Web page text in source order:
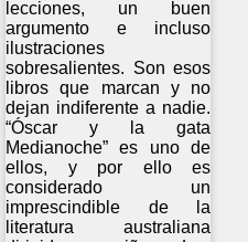
lecciones, un buen
argumento e incluso
ilustraciones
sobresalientes. Son esos
libros que marcan y no
dejan indiferente a nadie.
“Óscar y la gata
Medianoche” es uno de
ellos, y por ello es
considerado un
imprescindible de la
literatura australiana